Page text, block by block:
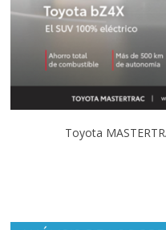
Toyota